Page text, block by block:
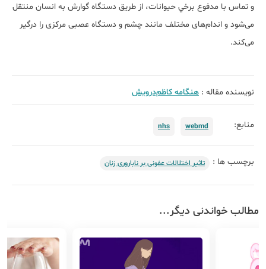
و تماس با مدفوع برخي حيوانات، از طريق دستگاه گوارش به انسان منتقل
می­‌شود و اندام‌­های مختلف مانند چشم و دستگاه عصبی مرکزی را درگير
می­‌کند.
نویسنده مقاله : هنگامه کاظم‌درویش
منابع: webmd
nhs
برچسب ها : تاثیر اختلالات عفونی بر ناباروری زنان
مطالب خواندنی دیگر...